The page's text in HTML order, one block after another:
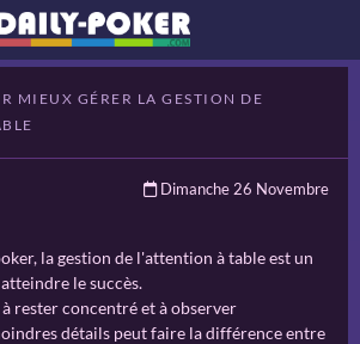
MIEUX GÉRER LA GESTION DE
Dimanche 26 Novembre
la gestion de l'attention à table est un
le succès.
rester concentré et à observer
détails peut faire la différence entre